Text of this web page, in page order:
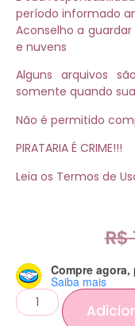
período informado
Aconselho a guardar
e nuvens
Alguns arquivos
somente quando
Não é permitido
PIRATARIA É CRIME!!!
Leia os Termos de
R$
Compre
Saiba mais